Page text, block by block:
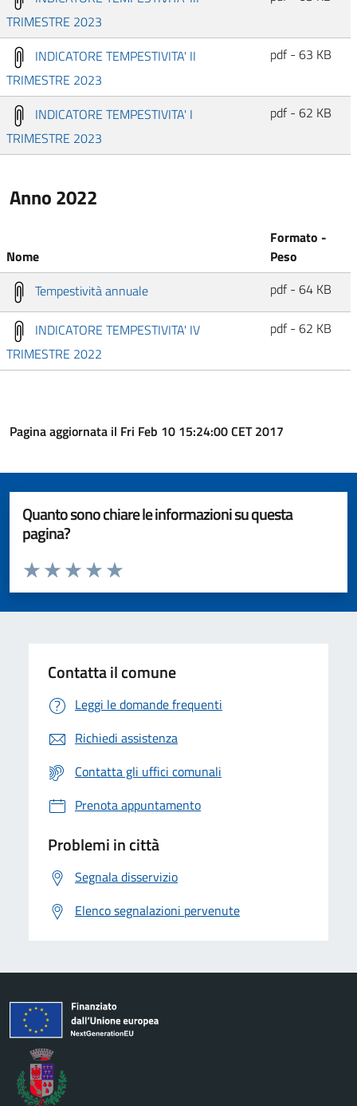
TRIMESTRE 2023
INDICATORE TEMPESTIVITA' II
TRIMESTRE 2023
pdf - 63 KB
INDICATORE TEMPESTIVITA' I
TRIMESTRE 2023
pdf - 62 KB
Anno 2022
Nome
Formato -
Peso
Tempestività annuale
pdf - 64 KB
INDICATORE TEMPESTIVITA' IV
TRIMESTRE 2022
pdf - 62 KB
Pagina aggiornata il Fri Feb 10 15:24:00 CET 2017
Quanto sono chiare le informazioni su questa
pagina?
Valuta da 1 a 5 stelle la pagina
Valuta 5 stelle su 5
Valuta 4 stelle su 5
Valuta 3 stelle su 5
Valuta 2 stelle su 5
Valuta 1 stelle su 5
Contatta il comune
Leggi le domande frequenti
Richiedi assistenza
Contatta gli uffici comunali
Prenota appuntamento
Problemi in città
Segnala disservizio
Elenco segnalazioni pervenute